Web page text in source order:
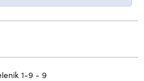
1-9 - 9